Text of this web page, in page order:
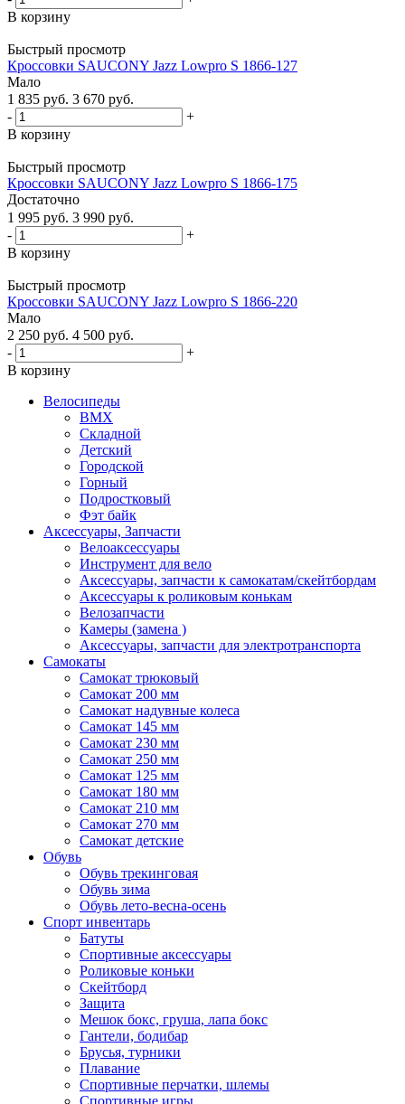
В корзину
Быстрый просмотр
Кроссовки SAUCONY Jazz Lowpro S 1866-127
Мало
1 835 руб. 3 670 руб.
-
+
В корзину
Быстрый просмотр
Кроссовки SAUCONY Jazz Lowpro S 1866-175
Достаточно
1 995 руб. 3 990 руб.
-
+
В корзину
Быстрый просмотр
Кроссовки SAUCONY Jazz Lowpro S 1866-220
Мало
2 250 руб. 4 500 руб.
-
+
В корзину
Велосипеды
BMX
Складной
Детский
Городской
Горный
Подростковый
Фэт байк
Аксессуары, Запчасти
Велоаксессуары
Инструмент для вело
Аксессуары, запчасти к самокатам/скейтбордам
Аксессуары к роликовым конькам
Велозапчасти
Камеры (замена )
Аксессуары, запчасти для электротранспорта
Самокаты
Самокат трюковый
Самокат 200 мм
Самокат надувные колеса
Самокат 145 мм
Самокат 230 мм
Самокат 250 мм
Самокат 125 мм
Самокат 180 мм
Самокат 210 мм
Самокат 270 мм
Самокат детские
Обувь
Обувь трекинговая
Обувь зима
Обувь лето-весна-осень
Спорт инвентарь
Батуты
Спортивные аксессуары
Роликовые коньки
Скейтборд
Защита
Мешок бокс, груша, лапа бокс
Гантели, бодибар
Брусья, турники
Плавание
Спортивные перчатки, шлемы